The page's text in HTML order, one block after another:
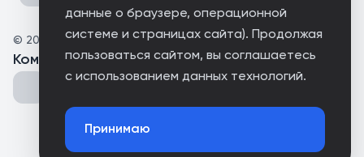
данные о браузере, операционной
системе и страницах сайта). Продолжая
пользоваться сайтом, вы соглашаетесь
с использованием данных технологий.
Принимаю
© 2025 $hkin¥v̶Æ
Комментарии(0 )
Could not connect to the server.